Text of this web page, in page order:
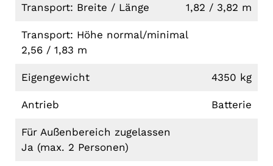
Transport: Breite / Länge 1,82 / 3,82 m
Transport: Höhe normal/minimal
2,56 / 1,83 m
Eigengewicht 4350 kg
Antrieb Batterie
Für Außenbereich zugelassen
Ja (max. 2 Personen)